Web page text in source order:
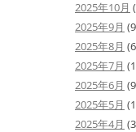
2025年10月
2025年9月
2025年8月
2025年7月
2025年6月
2025年5月
2025年4月